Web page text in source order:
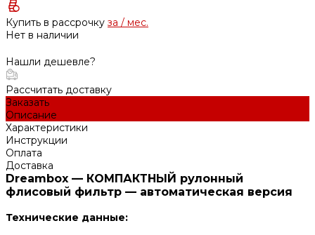
Купить в рассрочку за / мес.
Нет в наличии
Нашли дешевле?
Рассчитать доставку
Заказать
Описание
Характеристики
Инструкции
Оплата
Доставка
Dreambox — КОМПАКТНЫЙ рулонный
флисовый фильтр — автоматическая версия
Технические данные: